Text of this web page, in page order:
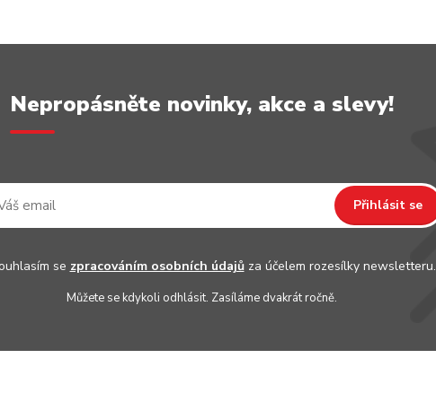
Nepropásněte novinky, akce a slevy!
Přihlásit se
se zpracováním osobních údajůza účelem rozesílky newsletteru.
Můžete se kdykoli odhlásit. Zasíláme dvakrát ročně.